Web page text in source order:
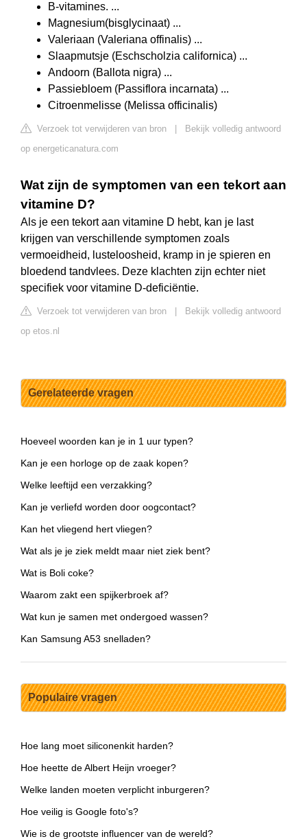
B-vitamines. ...
Magnesium(bisglycinaat) ...
Valeriaan (Valeriana offinalis) ...
Slaapmutsje (Eschscholzia californica) ...
Andoorn (Ballota nigra) ...
Passiebloem (Passiflora incarnata) ...
Citroenmelisse (Melissa officinalis)
Verzoek tot verwijderen van bron
Bekijk volledig antwoord
op energeticanatura.com
Wat zijn de symptomen van een tekort aan
vitamine D?
Als je een tekort aan vitamine D hebt, kan je last
krijgen van verschillende symptomen zoals
vermoeidheid, lusteloosheid, kramp in je spieren en
bloedend tandvlees. Deze klachten zijn echter niet
specifiek voor vitamine D-deficiëntie.
Verzoek tot verwijderen van bron
Bekijk volledig antwoord
op etos.nl
Gerelateerde vragen
Hoeveel woorden kan je in 1 uur typen?
Kan je een horloge op de zaak kopen?
Welke leeftijd een verzakking?
Kan je verliefd worden door oogcontact?
Kan het vliegend hert vliegen?
Wat als je je ziek meldt maar niet ziek bent?
Wat is Boli coke?
Waarom zakt een spijkerbroek af?
Wat kun je samen met ondergoed wassen?
Kan Samsung A53 snelladen?
Populaire vragen
Hoe lang moet siliconenkit harden?
Hoe heette de Albert Heijn vroeger?
Welke landen moeten verplicht inburgeren?
Hoe veilig is Google foto's?
Wie is de grootste influencer van de wereld?